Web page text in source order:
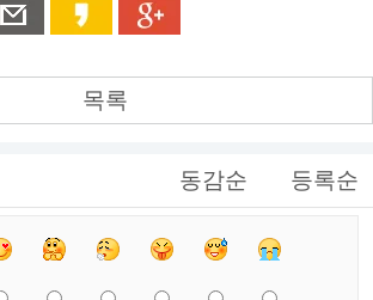
목록
동감순 등록순